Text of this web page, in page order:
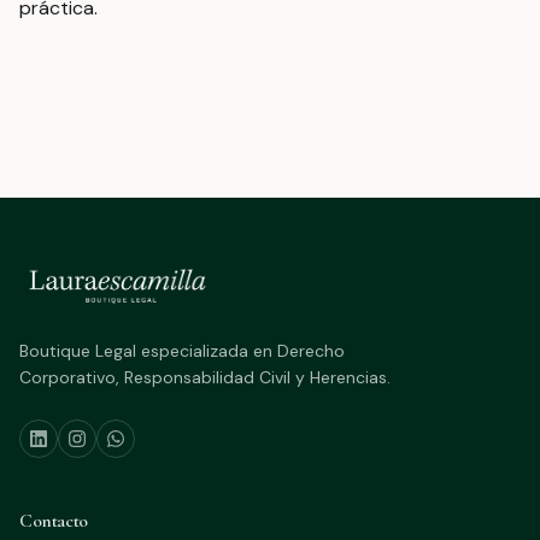
práctica.
Boutique Legal especializada en Derecho
Corporativo, Responsabilidad Civil y Herencias.
Contacto